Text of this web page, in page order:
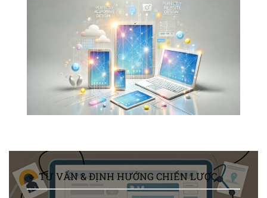
🔹 TƯ VẤN & ĐỊNH HƯỚNG CHIẾN LƯỢC